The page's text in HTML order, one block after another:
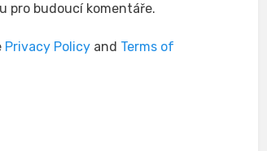
pro budoucí komentáře.
Privacy Policy and Terms of